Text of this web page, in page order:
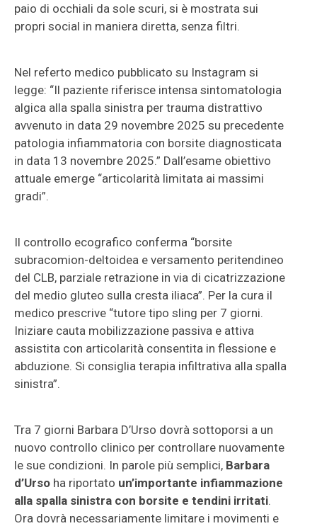
paio di occhiali da sole scuri, si è mostrata sui
propri social in maniera diretta, senza filtri.
Nel referto medico pubblicato su Instagram si
legge: “Il paziente riferisce intensa sintomatologia
algica alla spalla sinistra per trauma distrattivo
avvenuto in data 29 novembre 2025 su precedente
patologia infiammatoria con borsite diagnosticata
in data 13 novembre 2025.” Dall’esame obiettivo
attuale emerge “articolarità limitata ai massimi
gradi”.
Il controllo ecografico conferma “borsite
subracomion-deltoidea e versamento peritendineo
del CLB, parziale retrazione in via di cicatrizzazione
del medio gluteo sulla cresta iliaca”. Per la cura il
medico prescrive “tutore tipo sling per 7 giorni.
Iniziare cauta mobilizzazione passiva e attiva
assistita con articolarità consentita in flessione e
abduzione. Si consiglia terapia infiltrativa alla spalla
sinistra”.
Tra 7 giorni Barbara D’Urso dovrà sottoporsi a un
nuovo controllo clinico per controllare nuovamente
le sue condizioni. In parole più semplici, Barbara
d’Urso ha riportato un’importante infiammazione
alla spalla sinistra con borsite e tendini irritati.
Ora dovrà necessariamente limitare i movimenti e